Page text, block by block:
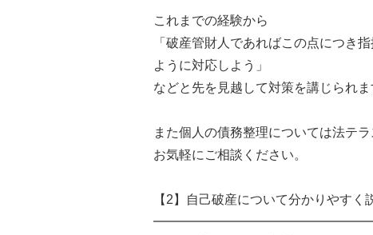
これまでの経験から
「破産管財人であればこの点につき
ように対応しよう」
などと先を見越して対策を講じられま
また個人の債務整理については法テラ
お気軽にご相談ください。
【2】自己破産について分かりやすく